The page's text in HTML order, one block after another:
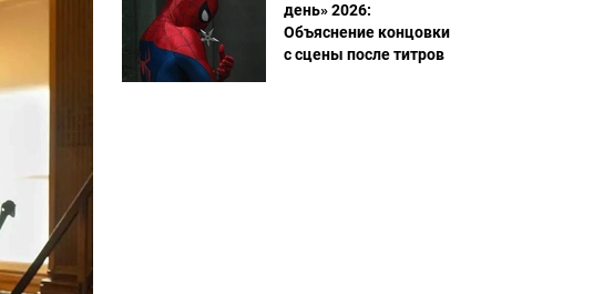
день» 2026:
Объяснение концовки
с сцены после титров